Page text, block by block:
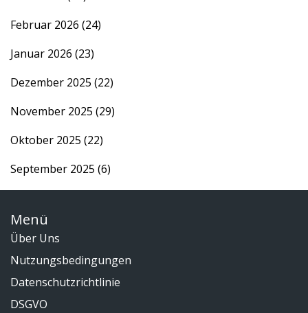
Februar 2026 (24)
Januar 2026 (23)
Dezember 2025 (22)
November 2025 (29)
Oktober 2025 (22)
September 2025 (6)
Menü
Über Uns
Nutzungsbedingungen
Datenschutzrichtlinie
DSGVO